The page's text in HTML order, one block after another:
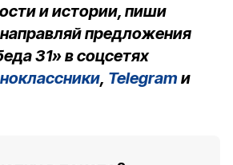
и истории, пиши
предложения
31» в соцсетях
, Telegram и